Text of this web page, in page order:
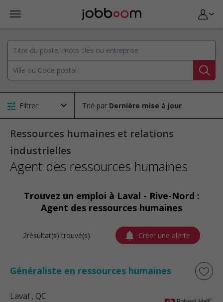
Filtrer Trié par
Ressources humaines et relations
industrielles
Agent des ressources humaines
Trouvez un emploi à Laval - Rive-Nord :
Agent des ressources humaines
2résultat(s) trouvé(s) Créer une alerte
Généraliste en ressources humaines
Laval , QC